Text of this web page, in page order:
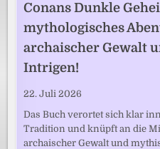
Conans Dunkle
mythologisches
archaischer Gewalt
Intrigen!
22. Juli 2026
Das Buch verortet sich klar
Tradition und knüpft an die
archaischer Gewalt und